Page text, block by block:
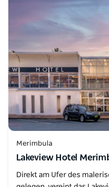
Merimbula
Lakeview Hotel
Direkt am Ufer des